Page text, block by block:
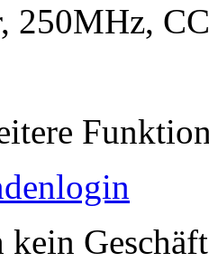
250MHz,
kein